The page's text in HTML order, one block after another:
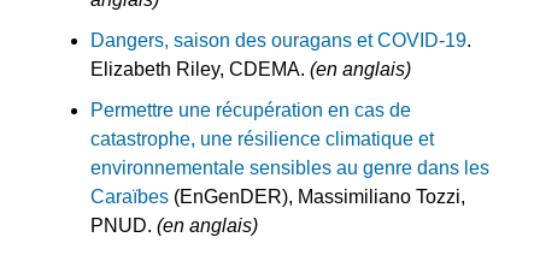
Dangers, saison des ouragans et COVID-19.
Elizabeth Riley, CDEMA. (en anglais)
Permettre une récupération en cas de
catastrophe, une résilience climatique et
environnementale sensibles au genre dans les
Caraïbes (EnGenDER), Massimiliano Tozzi,
PNUD. (en anglais)